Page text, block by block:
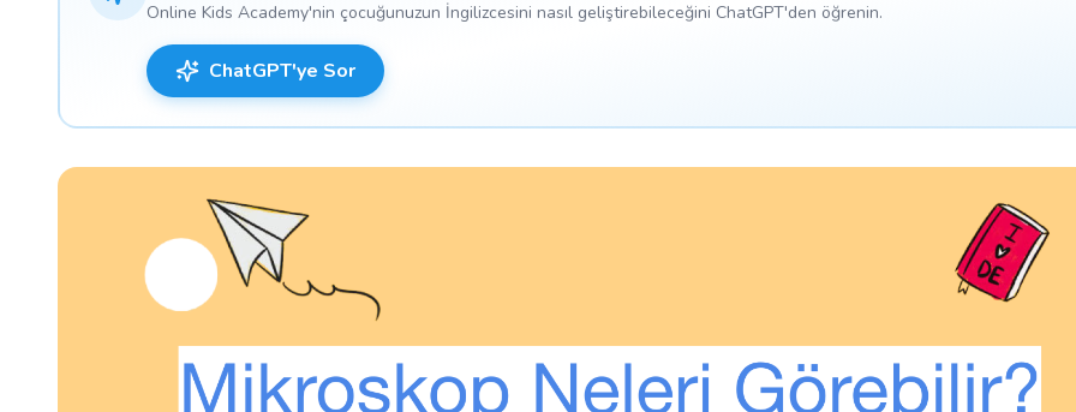
Online Kids Academy'nin çocuğunuzun İngilizcesini nasıl geliştirebileceğini ChatGPT'den öğrenin.
ChatGPT'ye Sor